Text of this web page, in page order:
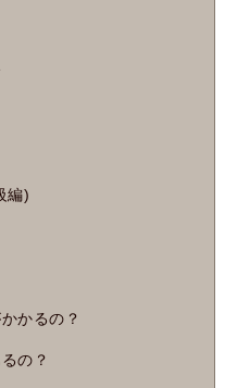
編)
かるの？
の？